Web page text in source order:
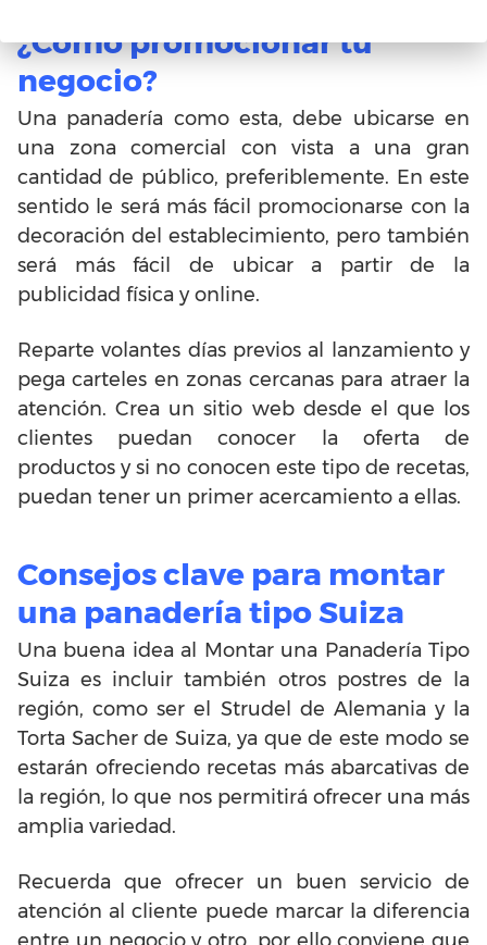
¿Cómo promocionar tu
negocio?
Una panadería como esta, debe ubicarse en
una zona comercial con vista a una gran
cantidad de público, preferiblemente. En este
sentido le será más fácil promocionarse con la
decoración del establecimiento, pero también
será más fácil de ubicar a partir de la
publicidad física y online.
Reparte volantes días previos al lanzamiento y
pega carteles en zonas cercanas para atraer la
atención. Crea un sitio web desde el que los
clientes puedan conocer la oferta de
productos y si no conocen este tipo de recetas,
puedan tener un primer acercamiento a ellas.
Consejos clave para montar
una panadería tipo Suiza
Una buena idea al Montar una Panadería Tipo
Suiza es incluir también otros postres de la
región, como ser el Strudel de Alemania y la
Torta Sacher de Suiza, ya que de este modo se
estarán ofreciendo recetas más abarcativas de
la región, lo que nos permitirá ofrecer una más
amplia variedad.
Recuerda que ofrecer un buen servicio de
atención al cliente puede marcar la diferencia